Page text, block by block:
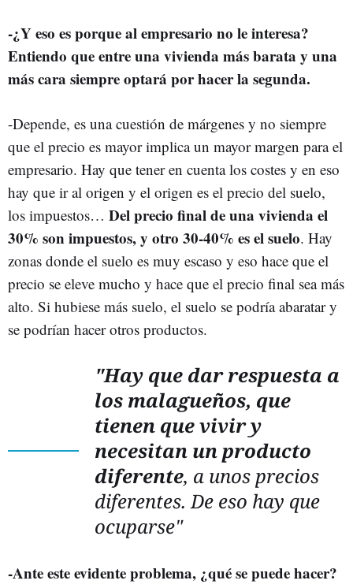
-¿Y eso es porque al empresario no le interesa?
Entiendo que entre una vivienda más barata y una
más cara siempre optará por hacer la segunda.
-Depende, es una cuestión de márgenes y no siempre
que el precio es mayor implica un mayor margen para el
empresario. Hay que tener en cuenta los costes y en eso
hay que ir al origen y el origen es el precio del suelo,
los impuestos… Del precio final de una vivienda el
30% son impuestos, y otro 30-40% es el suelo. Hay
zonas donde el suelo es muy escaso y eso hace que el
precio se eleve mucho y hace que el precio final sea más
alto. Si hubiese más suelo, el suelo se podría abaratar y
se podrían hacer otros productos.
"Hay que dar respuesta a
los malagueños, que
tienen que vivir y
necesitan un producto
diferente, a unos precios
diferentes. De eso hay que
ocuparse"
-Ante este evidente problema, ¿qué se puede hacer?